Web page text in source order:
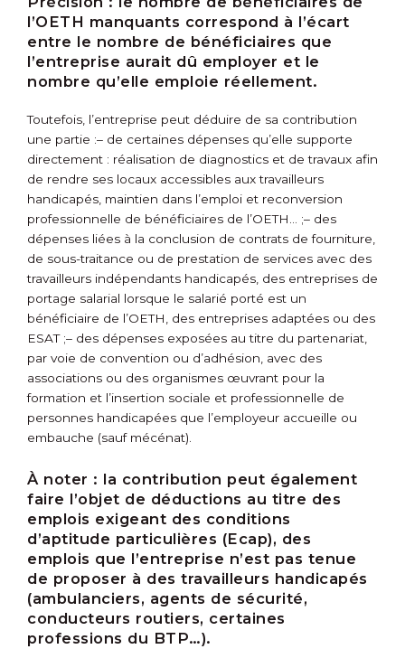
l’OETH manquants correspond à l’écart
entre le nombre de bénéficiaires que
l’entreprise aurait dû employer et le
nombre qu’elle emploie réellement.
Toutefois, l’entreprise peut déduire de sa contribution
une partie :– de certaines dépenses qu’elle supporte
directement : réalisation de diagnostics et de travaux afin
de rendre ses locaux accessibles aux travailleurs
handicapés, maintien dans l’emploi et reconversion
professionnelle de bénéficiaires de l’OETH… ;– des
dépenses liées à la conclusion de contrats de fourniture,
de sous-traitance ou de prestation de services avec des
travailleurs indépendants handicapés, des entreprises de
portage salarial lorsque le salarié porté est un
bénéficiaire de l’OETH, des entreprises adaptées ou des
ESAT ;– des dépenses exposées au titre du partenariat,
par voie de convention ou d’adhésion, avec des
associations ou des organismes œuvrant pour la
formation et l’insertion sociale et professionnelle de
personnes handicapées que l’employeur accueille ou
embauche (sauf mécénat).
À noter : la contribution peut également
faire l’objet de déductions au titre des
emplois exigeant des conditions
d’aptitude particulières (Ecap), des
emplois que l’entreprise n’est pas tenue
de proposer à des travailleurs handicapés
(ambulanciers, agents de sécurité,
conducteurs routiers, certaines
professions du BTP…).